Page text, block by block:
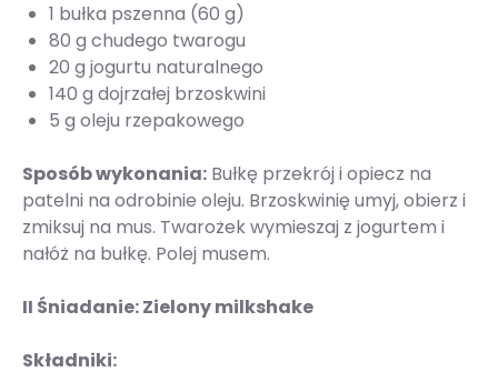
1 bułka pszenna (60 g)
80 g chudego twarogu
20 g jogurtu naturalnego
140 g dojrzałej brzoskwini
5 g oleju rzepakowego
Sposób wykonania: Bułkę przekrój i opiecz na
patelni na odrobinie oleju. Brzoskwinię umyj, obierz i
zmiksuj na mus. Twarożek wymieszaj z jogurtem i
nałóż na bułkę. Polej musem.
II Śniadanie: Zielony milkshake
Składniki: